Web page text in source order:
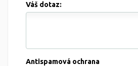
Váš dotaz:
Antispamová ochrana